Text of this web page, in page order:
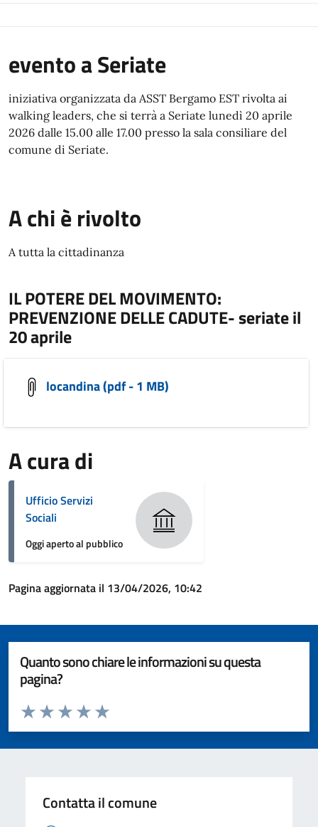
evento a Seriate
iniziativa organizzata da ASST Bergamo EST rivolta ai
walking leaders, che si terrà a Seriate lunedì 20 aprile
2026 dalle 15.00 alle 17.00 presso la sala consiliare del
comune di Seriate.
A chi è rivolto
A tutta la cittadinanza
IL POTERE DEL MOVIMENTO:
PREVENZIONE DELLE CADUTE- seriate il
20 aprile
locandina (pdf - 1 MB)
A cura di
Ufficio Servizi
Sociali
Oggi aperto al pubblico
Pagina aggiornata il 13/04/2026, 10:42
Quanto sono chiare le informazioni su questa
pagina?
Valuta da 1 a 5 stelle la pagina
Valuta 5 stelle su 5
Valuta 4 stelle su 5
Valuta 3 stelle su 5
Valuta 2 stelle su 5
Valuta 1 stelle su 5
Contatta il comune